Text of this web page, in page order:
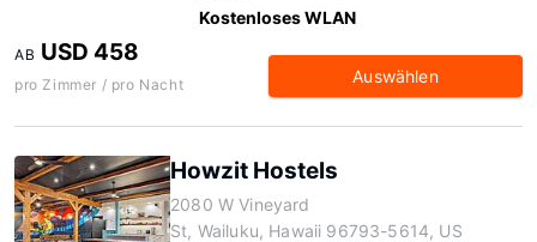
Kostenloses WLAN
AB USD 458
pro Zimmer / pro Nacht Auswählen
Howzit Hostels
2080 W Vineyard
St, Wailuku, Hawaii 96793-5614, US